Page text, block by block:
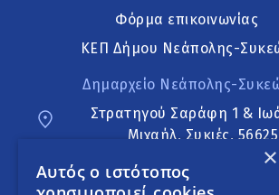
Φόρμα επικοινωνίας
ΚΕΠ Δήμου Νεάπολης-
Δημαρχείο Νεάπολης-
Στρατηγού Σαράφη 1 &
Μιχαήλ, Συκιές, 56625
×
Αυτός ο ιστότοπος